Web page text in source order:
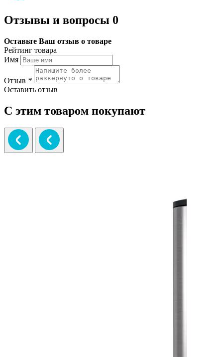
Отзывы и вопросы 0
Оставьте Ваш отзыв о товаре
Рейтинг товара
Имя
Отзыв *
Оставить отзыв
С этим товаром покупают